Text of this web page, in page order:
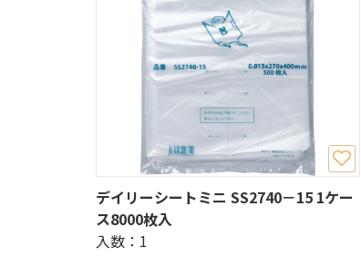
デイリーシートミニ SS2740－15 1ケー
ス8000枚入
入数：1